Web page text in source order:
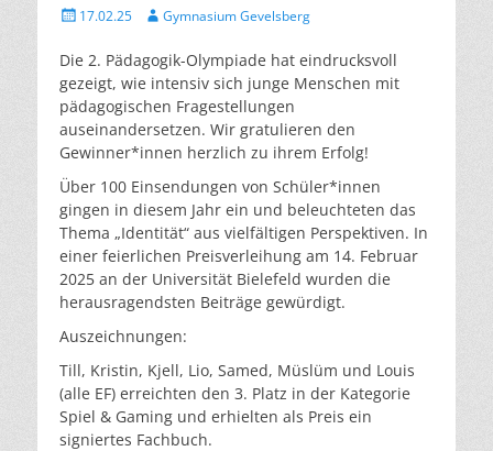
Veröffentlicht
17.02.25 AutorGymnasium Gevelsberg
Die 2. Pädagogik-Olympiade hat eindrucksvoll
gezeigt, wie intensiv sich junge Menschen mit
pädagogischen Fragestellungen
auseinandersetzen. Wir gratulieren den
Gewinner*innen herzlich zu ihrem Erfolg!
Über 100 Einsendungen von Schüler*innen
gingen in diesem Jahr ein und beleuchteten das
Thema „Identität“ aus vielfältigen Perspektiven. In
einer feierlichen Preisverleihung am 14. Februar
2025 an der Universität Bielefeld wurden die
herausragendsten Beiträge gewürdigt.
Auszeichnungen:
Till, Kristin, Kjell, Lio, Samed, Müslüm und Louis
(alle EF) erreichten den 3. Platz in der Kategorie
Spiel & Gaming und erhielten als Preis ein
signiertes Fachbuch.